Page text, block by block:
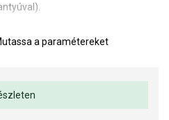
a paramétereket